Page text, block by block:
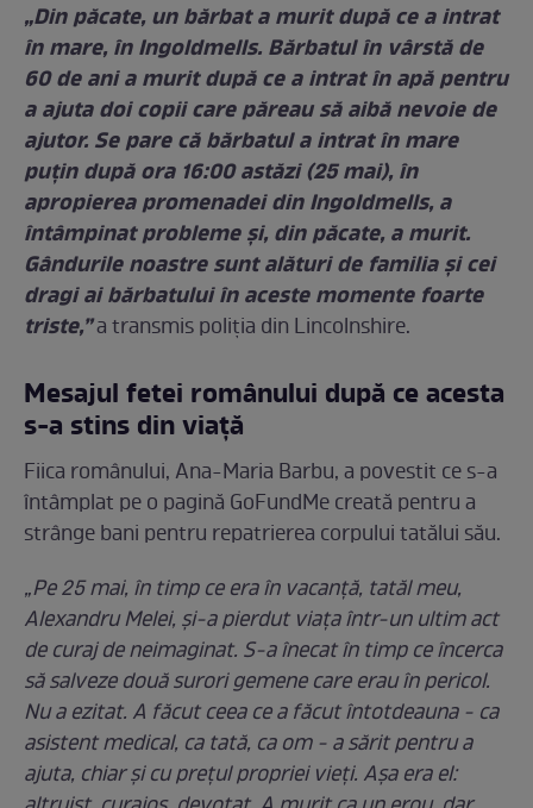
„Din păcate, un bărbat a murit după ce a intrat
în mare, în Ingoldmells. Bărbatul în vârstă de
60 de ani a murit după ce a intrat în apă pentru
a ajuta doi copii care păreau să aibă nevoie de
ajutor. Se pare că bărbatul a intrat în mare
puțin după ora 16:00 astăzi (25 mai), în
apropierea promenadei din Ingoldmells, a
întâmpinat probleme și, din păcate, a murit.
Gândurile noastre sunt alături de familia și cei
dragi ai bărbatului în aceste momente foarte
triste,”a transmis poliția din Lincolnshire.
Mesajul fetei românului după ce acesta
s-a stins din viață
Fiica românului, Ana-Maria Barbu, a povestit ce s-a
întâmplat pe o pagină GoFundMe creată pentru a
strânge bani pentru repatrierea corpului tatălui său.
„Pe 25 mai, în timp ce era în vacanță, tatăl meu,
Alexandru Melei, și-a pierdut viața într-un ultim act
de curaj de neimaginat. S-a înecat în timp ce încerca
să salveze două surori gemene care erau în pericol.
Nu a ezitat. A făcut ceea ce a făcut întotdeauna - ca
asistent medical, ca tată, ca om - a sărit pentru a
ajuta, chiar și cu prețul propriei vieți. Așa era el: